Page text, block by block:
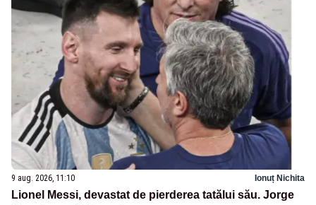
9 aug. 2026, 11:10 Ionuț Nichita
Lionel Messi, devastat de pierderea tatălui său. Jorge